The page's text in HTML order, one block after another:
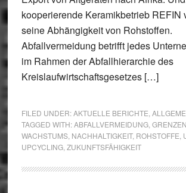
kooperierende Keramikbetrieb REFIN
seine Abhängigkeit von Rohstoffen.
Abfallvermeidung betrifft jedes
im Rahmen der Abfallhierarchie des
Kreislaufwirtschaftsgesetzes […]
FILED UNDER:AKTUELLE BERICHTE
TAGGED WITH:ABFALLVERMEIDUNG,
WACHSTUMS, NACHHALTIGKEIT, ROHSTOFFE
UPCYCLING, ZUKUNFTSFÄHIGKEIT